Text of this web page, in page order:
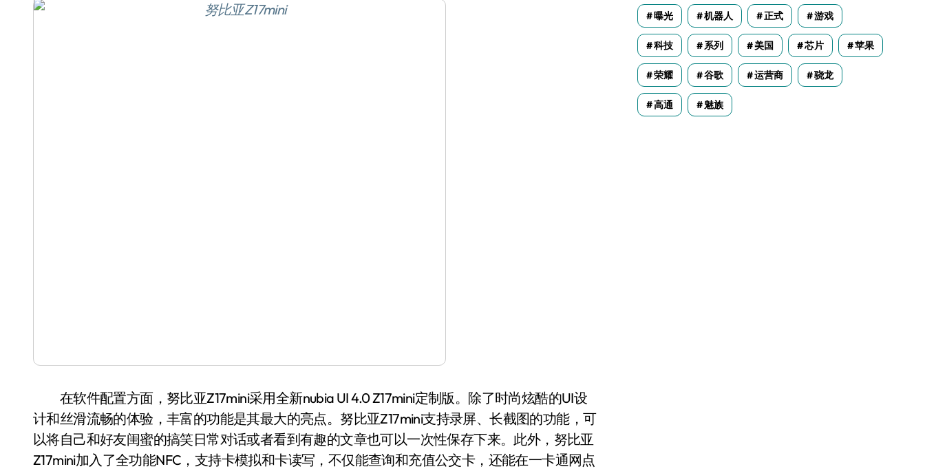
在软件配置方面，努比亚Z17mini采用全新nubia UI 4.0 Z17mini定制版。除了时尚炫酷的UI设
计和丝滑流畅的体验，丰富的功能是其最大的亮点。努比亚Z17mini支持录屏、长截图的功能，可
以将自己和好友闺蜜的搞笑日常对话或者看到有趣的文章也可以一次性保存下来。此外，努比亚
Z17mini加入了全功能NFC，支持卡模拟和卡读写，不仅能查询和充值公交卡，还能在一卡通网点
曝光 机器人 正式 游戏
科技 系列 美国 芯片 苹果
荣耀 谷歌 运营商 骁龙
高通 魅族